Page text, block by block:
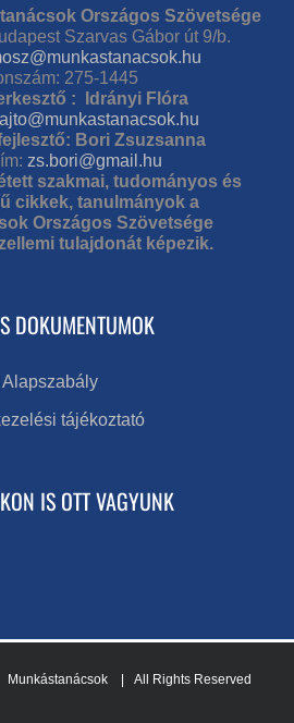
Országos Szövetsége
Szarvas Gábor út 9/b.
275-1445
: Idrányi Flóra
Bori Zsuzsanna
zs.bori@gmail.hu
szakmai, tudományos és
cikkek, tanulmányok a
Országos Szövetsége
tulajdonát képezik.
DOKUMENTUMOK
Alapszabály
tájékoztató
IS OTT VAGYUNK
| All Rights Reserved